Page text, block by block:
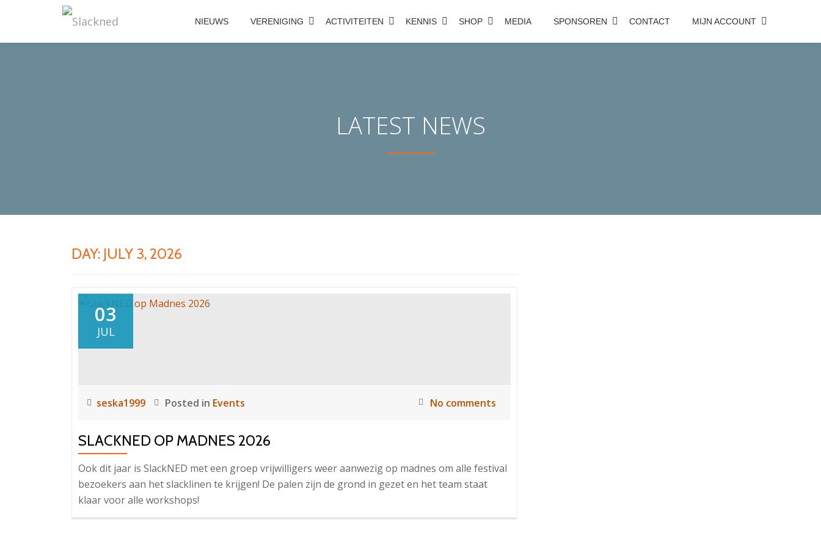
NIEUWS VERENIGING ACTIVITEITEN KENNIS SHOP MEDIA SPONSOREN CONTACT MIJN ACCOUNT
LATEST NEWS
DAY: JULY 3, 2026
03
JUL
seska1999 Posted in Events No comments
SLACKNED OP MADNES 2026
Ook dit jaar is SlackNED met een groep vrijwilligers weer aanwezig op madnes om alle festival
bezoekers aan het slacklinen te krijgen! De palen zijn de grond in gezet en het team staat
klaar voor alle workshops!